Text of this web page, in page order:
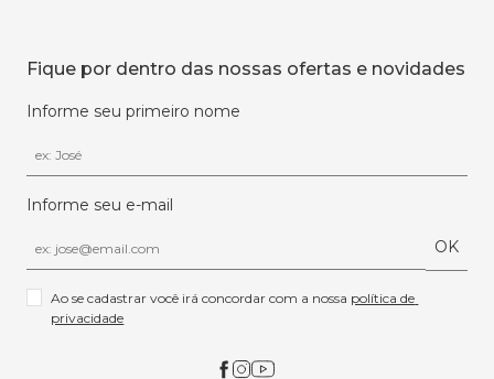
Fique por dentro das nossas ofertas e novidades
Informe seu primeiro nome
Informe seu e-mail
OK
Ao se cadastrar você irá concordar com a nossa política de
privacidade